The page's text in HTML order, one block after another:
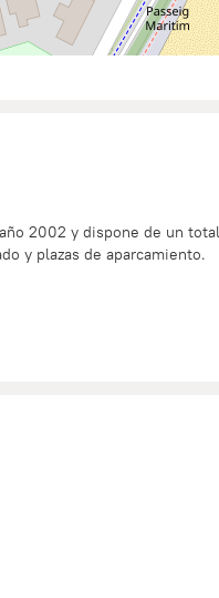
2002 y dispone de un
y plazas de aparcamiento.